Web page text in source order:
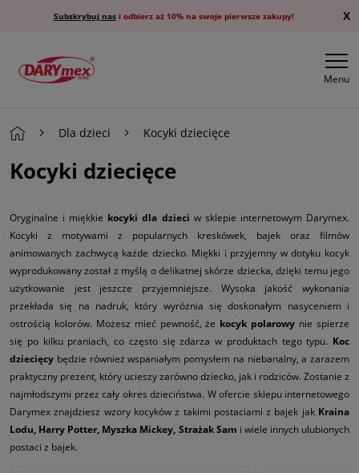
Subskrybuj nasi odbierz aż 10% na swoje pierwsze zakupy! X
Menu
Dla dzieci Kocyki dziecięce
Kocyki dziecięce
Oryginalne i miękkie kocyki dla dzieci w sklepie internetowym Darymex.
Kocyki z motywami z popularnych kreskówek, bajek oraz filmów
animowanych zachwycą każde dziecko. Miękki i przyjemny w dotyku kocyk
wyprodukowany został z myślą o delikatnej skórze dziecka, dzięki temu jego
użytkowanie jest jeszcze przyjemniejsze. Wysoka jakość wykonania
przekłada się na nadruk, który wyróżnia się doskonałym nasyceniem i
ostrością kolorów. Możesz mieć pewność, że kocyk polarowy nie spierze
się po kilku praniach, co często się zdarza w produktach tego typu. Koc
dziecięcy będzie również wspaniałym pomysłem na niebanalny, a zarazem
praktyczny prezent, który ucieszy zarówno dziecko, jak i rodziców. Zostanie z
najmłodszymi przez cały okres dzieciństwa. W ofercie sklepu internetowego
Darymex znajdziesz wzory kocyków z takimi postaciami z bajek jak Kraina
Lodu, Harry Potter, Myszka Mickey, Strażak Sam i wiele innych ulubionych
postaci z bajek.